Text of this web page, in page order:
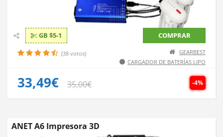
GB $5-1 COMPRAR
(38 votos)
GEARBEST
CARGADOR DE BATERÍAS LIPO
-4%
33,49€ 35,00€
ANET A6 Impresora 3D